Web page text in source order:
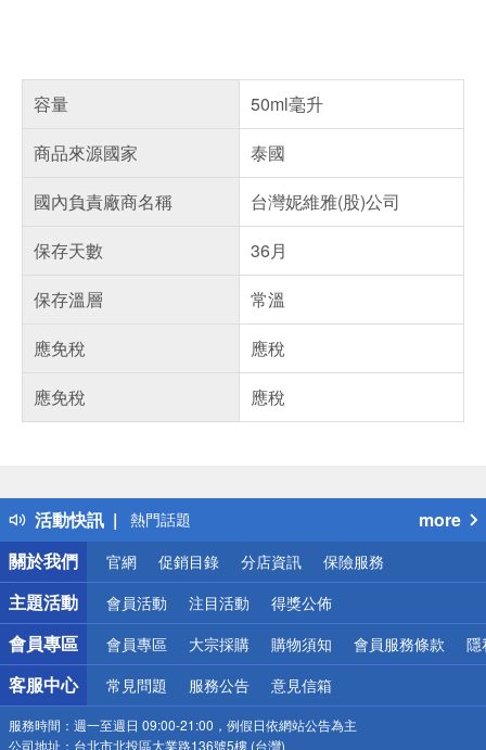
容量
50ml毫升
商品來源國家
泰國
國內負責廠商名稱
台灣妮維雅(股)公司
保存天數
36月
保存溫層
常溫
應免稅
應稅
應免稅
應稅
活動快訊
得獎公告
熱門話題
銀行優惠
偏遠地區配送
詐騙網頁！請小心！
more
關於我們
官網 促銷目錄 分店資訊 保險服務
主題活動 會員活動 注目活動 得獎公佈
會員專區 會員專區 大宗採購 購物須知 會員服務條款 隱
客服中心 常見問題 服務公告 意見信箱
服務時間： 週一至週日 09:00-21:00，例假日依網站公告為主
公司地址： 台北市北投區大業路136號5樓 (台灣)